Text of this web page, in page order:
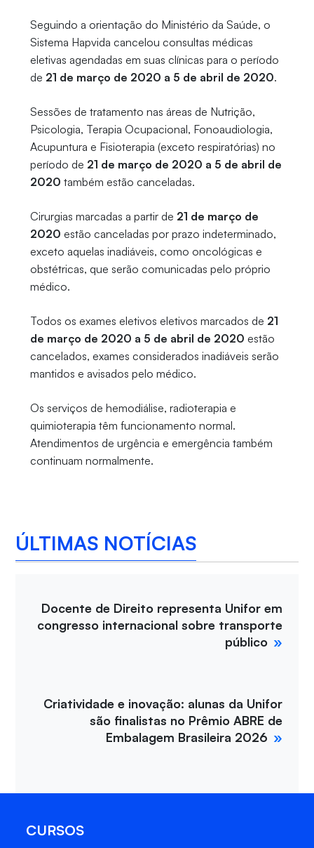
Seguindo a orientação do Ministério da Saúde, o
Sistema Hapvida cancelou consultas médicas
eletivas agendadas em suas clínicas para o período
de 21 de março de 2020 a 5 de abril de 2020.
Sessões de tratamento nas áreas de Nutrição,
Psicologia, Terapia Ocupacional, Fonoaudiologia,
Acupuntura e Fisioterapia (exceto respiratórias) no
período de 21 de março de 2020 a 5 de abril de
2020 também estão canceladas.
Cirurgias marcadas a partir de 21 de março de
2020 estão canceladas por prazo indeterminado,
exceto aquelas inadiáveis, como oncológicas e
obstétricas, que serão comunicadas pelo próprio
médico.
Todos os exames eletivos eletivos marcados de 21
de março de 2020 a 5 de abril de 2020 estão
cancelados, exames considerados inadiáveis serão
mantidos e avisados pelo médico.
Os serviços de hemodiálise, radioterapia e
quimioterapia têm funcionamento normal.
Atendimentos de urgência e emergência também
continuam normalmente.
ÚLTIMAS NOTÍCIAS
Docente de Direito representa Unifor em
congresso internacional sobre transporte
público
Criatividade e inovação: alunas da Unifor
são finalistas no Prêmio ABRE de
Embalagem Brasileira 2026
CURSOS